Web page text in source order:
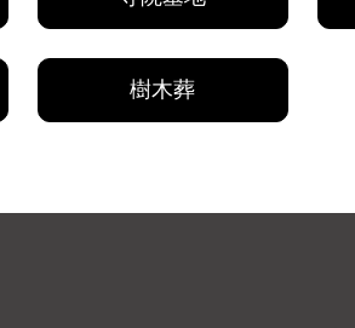
樹木葬